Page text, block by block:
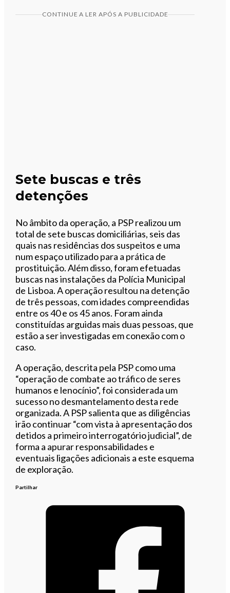
CONTINUE A LER APÓS A PUBLICIDADE
Sete buscas e três
detenções
No âmbito da operação, a PSP realizou um
total de sete buscas domiciliárias, seis das
quais nas residências dos suspeitos e uma
num espaço utilizado para a prática de
prostituição. Além disso, foram efetuadas
buscas nas instalações da Polícia Municipal
de Lisboa. A operação resultou na detenção
de três pessoas, com idades compreendidas
entre os 40 e os 45 anos. Foram ainda
constituídas arguidas mais duas pessoas, que
estão a ser investigadas em conexão com o
caso.
A operação, descrita pela PSP como uma
“operação de combate ao tráfico de seres
humanos e lenocínio”, foi considerada um
sucesso no desmantelamento desta rede
organizada. A PSP salienta que as diligências
irão continuar “com vista à apresentação dos
detidos a primeiro interrogatório judicial”, de
forma a apurar responsabilidades e
eventuais ligações adicionais a este esquema
de exploração.
Partilhar